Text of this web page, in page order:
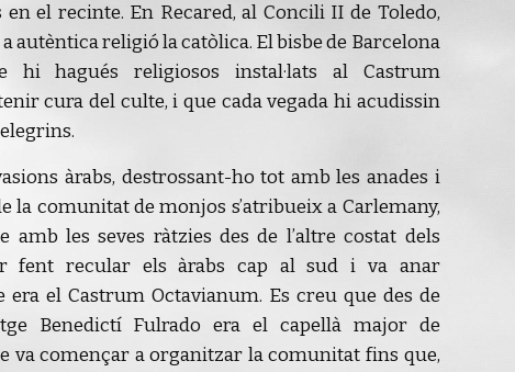
el recinte. En Recared, al Concili II de Toledo,
autèntica religió la catòlica. El bisbe de Barcelona
hi hagués religiosos instal·lats al Castrum
cura del culte, i que cada vegada hi acudissin
àrabs, destrossant-ho tot amb les anades i
la comunitat de monjos s’atribueix a Carlemany,
amb les seves ràtzies des de l’altre costat dels
fent recular els àrabs cap al sud i va anar
el Castrum Octavianum. Es creu que des de
Benedictí Fulrado era el capellà major de
va començar a organitzar la comunitat fins que,